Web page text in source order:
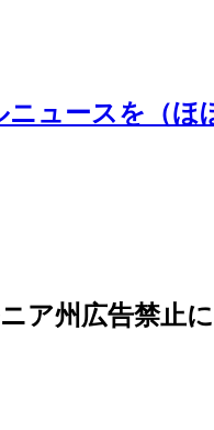
ュースを（ほ
ア州広告禁止に